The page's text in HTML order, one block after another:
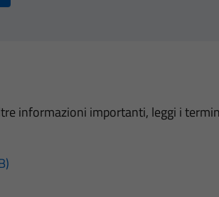
informazioni importanti, leggi i